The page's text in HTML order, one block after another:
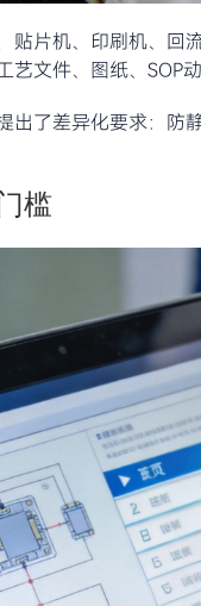
贴片机、印刷机、回
文件、图纸、SOP
了差异化要求：防
槛